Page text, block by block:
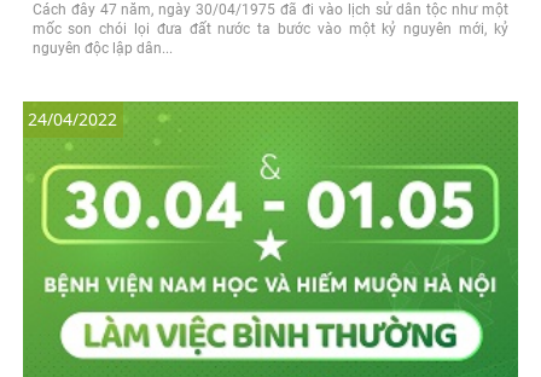
Cách đây 47 năm, ngày 30/04/1975 đã đi vào lịch sử dân tộc như một
mốc son chói lọi đưa đất nước ta bước vào một kỷ nguyên mới, kỷ
nguyên độc lập dân...
24/04/2022